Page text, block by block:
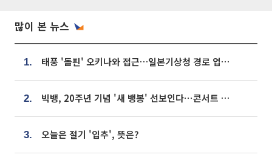
많이 본 뉴스
1. 태풍 '돌핀' 오키나와 접근…일본기상청 경로 업데이트
2. 빅뱅, 20주년 기념 '새 뱅봉' 선보인다⋯콘서트 앞두고 팝업 개최
3. 오늘은 절기 '입추', 뜻은?